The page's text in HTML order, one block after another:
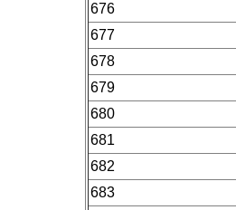
676
677
678
679
680
681
682
683